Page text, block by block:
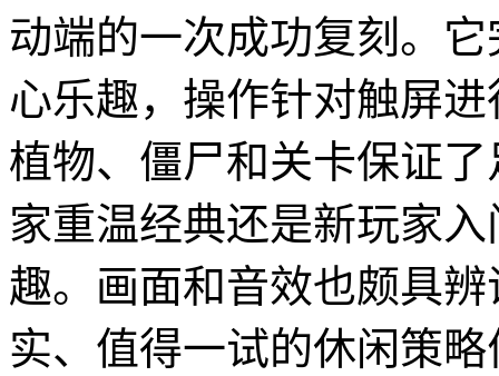
动端的一次成功复刻。
心乐趣，操作针对触屏
植物、僵尸和关卡保证
家重温经典还是新玩家
趣。画面和音效也颇具
实、值得一试的休闲策略